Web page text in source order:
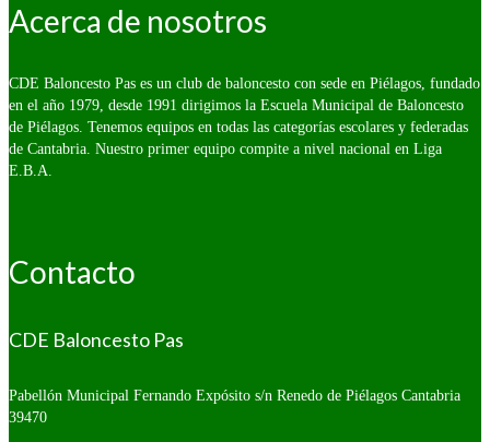
Acerca de nosotros
CDE Baloncesto Pas es un club de baloncesto con sede en Piélagos, fundado
en el año 1979, desde 1991 dirigimos la Escuela Municipal de Baloncesto
de Piélagos. Tenemos equipos en todas las categorías escolares y federadas
de Cantabria. Nuestro primer equipo compite a nivel nacional en Liga
E.B.A.
Contacto
CDE Baloncesto Pas
Pabellón Municipal Fernando Expósito s/n Renedo de Piélagos Cantabria
39470